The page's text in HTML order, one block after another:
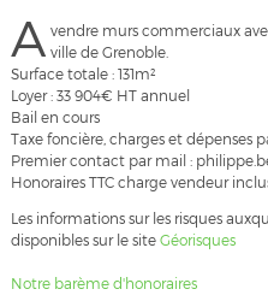
A vendre murs commerciaux
ville de Grenoble.
Surface totale : 131m²
Loyer : 33 904€ HT annuel
Bail en cours
Taxe foncière, charges et dépenses
Premier contact par mail :
Honoraires TTC charge vendeur
Les informations sur les risques
disponibles sur le site Géorisques
Notre barème d'honoraires